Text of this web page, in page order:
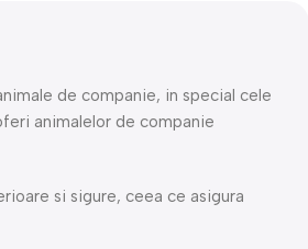
de companie, in special cele
animalelor de companie
si sigure, ceea ce asigura